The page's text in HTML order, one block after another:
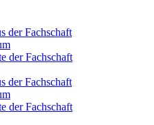
der Fachschaft
der Fachschaft
der Fachschaft
der Fachschaft